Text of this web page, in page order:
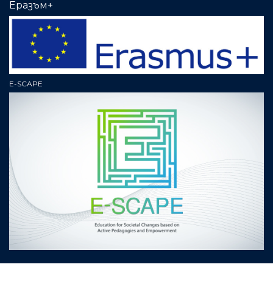
Еразъм+
E-SCAPE